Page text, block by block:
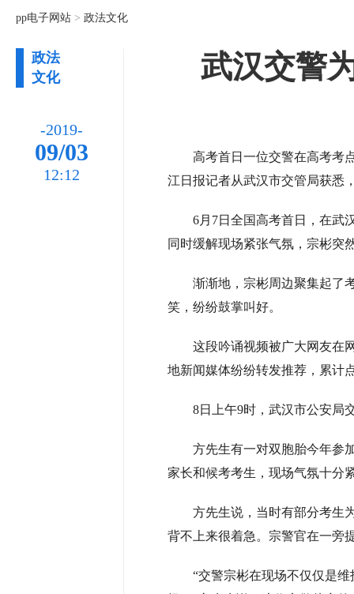
pp电子网站 > 政法文化
政法
文化
-2019-
09/03
12:12
武汉交警
高考首日一位交警在高考考点
江日报记者从武汉市交管局获悉
6月7日全国高考首日，在武汉
同时缓解现场紧张气氛，宗彬突
渐渐地，宗彬周边聚集起了考
笑，纷纷鼓掌叫好。
这段吟诵视频被广大网友在网
地新闻媒体纷纷转发推荐，累计
8日上午9时，武汉市公安局交
方先生有一对双胞胎今年参加
家长和候考考生，现场气氛十分
方先生说，当时有部分考生为
背不上来很着急。宗警官在一旁
“交警宗彬在现场不仅仅是维